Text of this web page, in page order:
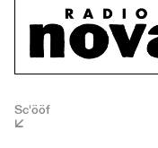
Sc'ööf